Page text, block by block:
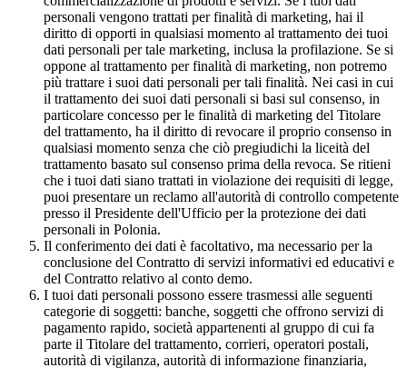
personali vengono trattati per finalità di marketing, hai il
diritto di opporti in qualsiasi momento al trattamento dei tuoi
dati personali per tale marketing, inclusa la profilazione. Se si
oppone al trattamento per finalità di marketing, non potremo
più trattare i suoi dati personali per tali finalità. Nei casi in cui
il trattamento dei suoi dati personali si basi sul consenso, in
particolare concesso per le finalità di marketing del Titolare
del trattamento, ha il diritto di revocare il proprio consenso in
qualsiasi momento senza che ciò pregiudichi la liceità del
trattamento basato sul consenso prima della revoca. Se ritieni
che i tuoi dati siano trattati in violazione dei requisiti di legge,
puoi presentare un reclamo all'autorità di controllo competente
presso il Presidente dell'Ufficio per la protezione dei dati
personali in Polonia.
Il conferimento dei dati è facoltativo, ma necessario per la
conclusione del Contratto di servizi informativi ed educativi e
del Contratto relativo al conto demo.
I tuoi dati personali possono essere trasmessi alle seguenti
categorie di soggetti: banche, soggetti che offrono servizi di
pagamento rapido, società appartenenti al gruppo di cui fa
parte il Titolare del trattamento, corrieri, operatori postali,
autorità di vigilanza, autorità di informazione finanziaria,